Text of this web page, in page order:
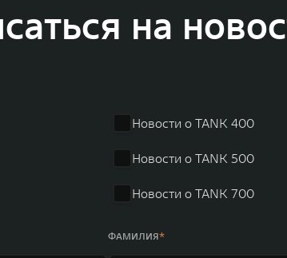
Сфера деятельности концерна GWM включает
на конструкторских разработках автомобилей и силовых
умные и безопасные продукты для пользователей по
на 30% и составила 136,3 млрд юаней (1,6 трлн
и разработок, включая центры в России, Китае,
и 4 зарубежных – в России, Таиланде, Бразилии и Индии,
на
Новости о TANK 400
Новости о TANK 500
Новости о TANK 700
ФАМИЛИЯ